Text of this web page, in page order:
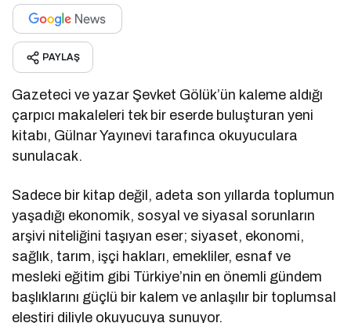
PAYLAŞ
Gazeteci ve yazar Şevket Gölük’ün kaleme aldığı
çarpıcı makaleleri tek bir eserde buluşturan yeni
kitabı, Gülnar Yayınevi tarafınca okuyuculara
sunulacak.
Sadece bir kitap değil, adeta son yıllarda toplumun
yaşadığı ekonomik, sosyal ve siyasal sorunların
arşivi niteliğini taşıyan eser; siyaset, ekonomi,
sağlık, tarım, işçi hakları, emekliler, esnaf ve
mesleki eğitim gibi Türkiye’nin en önemli gündem
başlıklarını güçlü bir kalem ve anlaşılır bir toplumsal
eleştiri diliyle okuyucuya sunuyor.